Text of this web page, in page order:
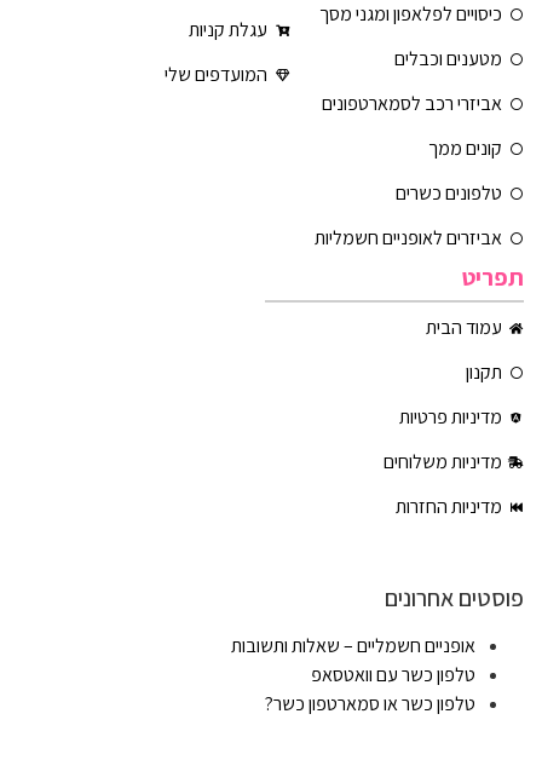
כיסויים לפלאפון ומגני מסך
מטענים וכבלים
אביזרי רכב לסמארטפונים
קונים ממך
טלפונים כשרים
אביזרים לאופניים חשמליות
עגלת קניות
המועדפים שלי
תפריט
עמוד הבית
תקנון
מדיניות פרטיות
מדיניות משלוחים
מדיניות החזרות
פוסטים אחרונים
אופניים חשמליים – שאלות ותשובות
טלפון כשר עם וואטסאפ
טלפון כשר או סמארטפון כשר?